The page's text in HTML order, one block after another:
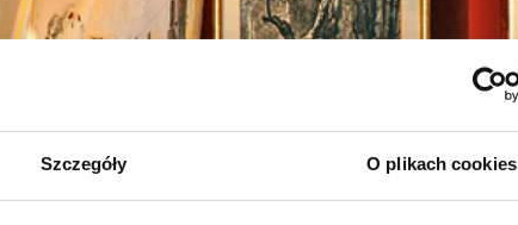
Szczegóły O plikach cookies